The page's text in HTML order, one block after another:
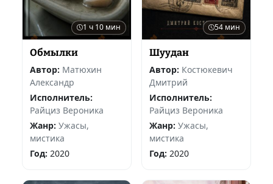
1 ч 10 мин
Обмылки
Автор: Матюхин
Александр
Исполнитель:
Райциз Вероника
Жанр: Ужасы,
мистика
Год: 2020
54 мин
Шуудан
Автор: Костюкевич
Дмитрий
Исполнитель:
Райциз Вероника
Жанр: Ужасы,
мистика
Год: 2020